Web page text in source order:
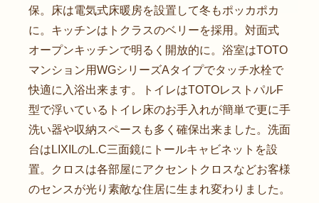
保。床は電気式床暖房を設置して冬もポッカポカ
に。キッチンはトクラスのベリーを採用。対面式
オープンキッチンで明るく開放的に。浴室はTOTO
マンション用WGシリーズAタイプでタッチ水栓で
快適に入浴出来ます。トイレはTOTOレストパルF
型で浮いているトイレ床のお手入れが簡単で更に手
洗い器や収納スペースも多く確保出来ました。洗面
台はLIXILのL.C三面鏡にトールキャビネットを設
置。クロスは各部屋にアクセントクロスなどお客様
のセンスが光り素敵な住居に生まれ変わりました。